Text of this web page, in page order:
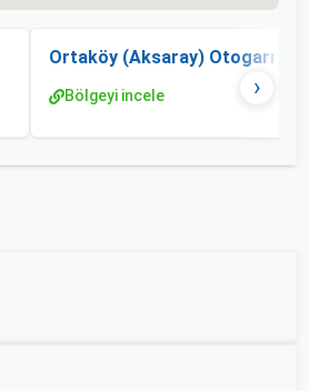
Ortaköy (Aksaray) Otogarı
Bölgeyi incele ›